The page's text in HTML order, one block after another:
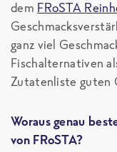
dem FRoSTA
ganz viel
Fischalternativen
Zutatenliste guten
Woraus genau
von FRoSTA?